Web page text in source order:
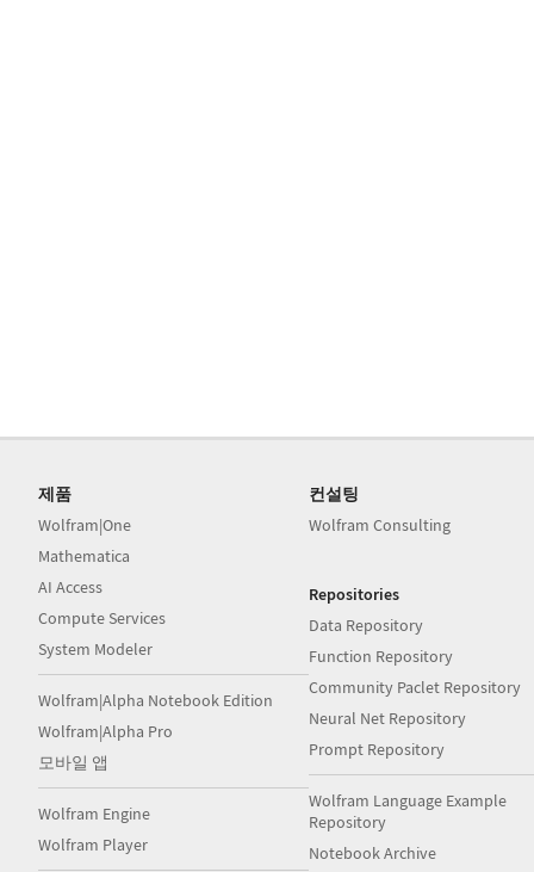
제품
Wolfram|One
Mathematica
AI Access
Compute Services
System Modeler
Wolfram|Alpha Notebook Edition
Wolfram|Alpha Pro
모바일 앱
Wolfram Engine
Wolfram Player
컨설팅
Wolfram Consulting
Repositories
Data Repository
Function Repository
Community Paclet Repository
Neural Net Repository
Prompt Repository
Wolfram Language Example
Repository
Notebook Archive